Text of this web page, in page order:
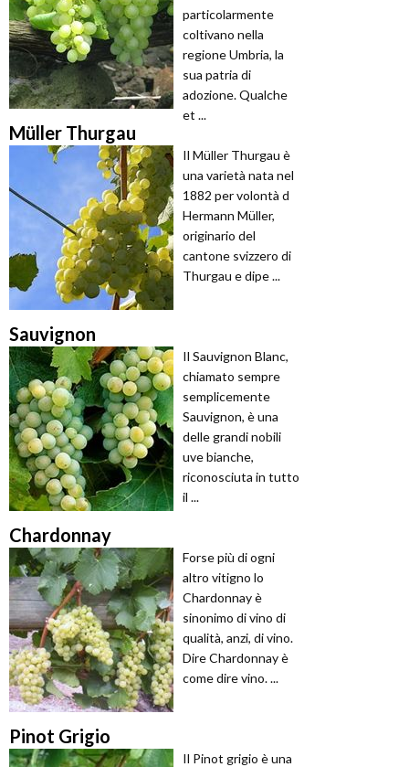
particolarmente
coltivano nella
regione Umbria, la
sua patria di
adozione. Qualche
et ...
Müller Thurgau
Il Müller Thurgau è
una varietà nata nel
1882 per volontà d
Hermann Müller,
originario del
cantone svizzero di
Thurgau e dipe ...
Sauvignon
Il Sauvignon Blanc,
chiamato sempre
semplicemente
Sauvignon, è una
delle grandi nobili
uve bianche,
riconosciuta in tutto
il ...
Chardonnay
Forse più di ogni
altro vitigno lo
Chardonnay è
sinonimo di vino di
qualità, anzi, di vino.
Dire Chardonnay è
come dire vino. ...
Pinot Grigio
Il Pinot grigio è una